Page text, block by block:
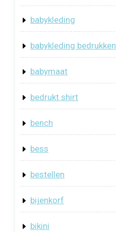
babykleding
babykleding bedrukken
babymaat
bedrukt shirt
bench
bess
bestellen
bijenkorf
bikini